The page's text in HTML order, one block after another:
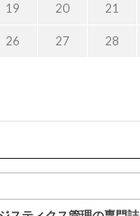
19 20 21
26 27 28